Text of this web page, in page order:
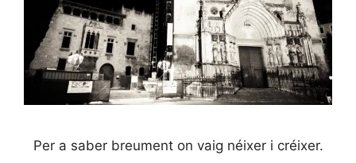
Per a saber breument on vaig néixer i créixer.